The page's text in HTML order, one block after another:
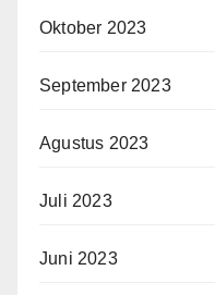
Oktober 2023
September 2023
Agustus 2023
Juli 2023
Juni 2023